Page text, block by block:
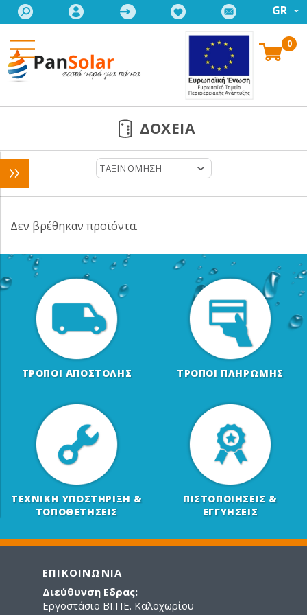
GR
0
ΔΟΧΕΙΑ
ΤΑΞΙΝΟΜΗΣΗ
Δεν βρέθηκαν προϊόντα.
ΤΡΟΠΟΙ ΑΠΟΣΤΟΛΗΣ ΤΡΟΠΟΙ ΠΛΗΡΩΜΗΣ
ΤΕΧΝΙΚΗ ΥΠΟΣΤΗΡΙΞΗ &
ΤΟΠΟΘΕΤΗΣΕΙΣ
ΠΙΣΤΟΠΟΙΗΣΕΙΣ &
ΕΓΓΥΗΣΕΙΣ
ΕΠΙΚΟΙΝΩΝΙΑ
Διεύθυνση Εδρας:
Εργοστάσιο ΒΙ.ΠΕ. Καλοχωρίου